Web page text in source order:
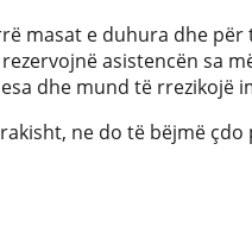
masat e duhura dhe
asistencën sa
dhe mund të rrezikojë
ne do të bëjmë